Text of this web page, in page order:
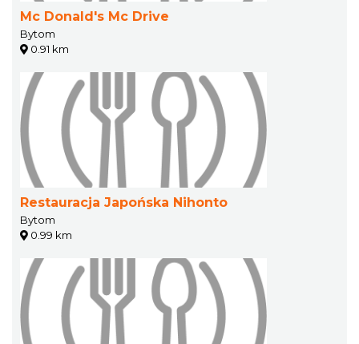
Mc Donald's Mc Drive
Bytom
0.91 km
Restauracja Japońska Nihonto
Bytom
0.99 km